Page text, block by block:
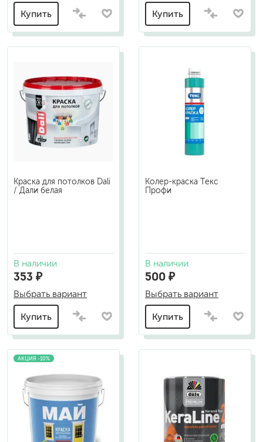
Купить Купить
Краска для потолков Dali
/ Дали белая
В наличии
353 ₽
Выбрать вариант
Купить
Колер-краска Текс
Профи
В наличии
500 ₽
Выбрать вариант
Купить
АКЦИЯ -10%